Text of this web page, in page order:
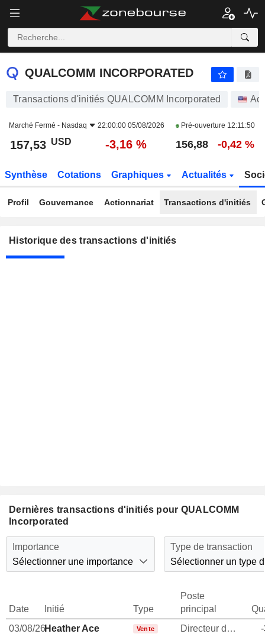
QUALCOMM INCORPORATED
QUALCOMM INCORPORATED
Transactions d'initiés QUALCOMM Incorporated
Marché Fermé - Nasdaq 22:00:00 05/08/2026 Pré-ouverture 12:11:50
157,53 USD -3,16 % 156,88 -0,42 %
Synthèse Cotations Graphiques Actualités
Profil Gouvernance Actionnariat Transactions d'initiés
Historique des transactions d'initiés
Dernières transactions d'initiés pour QUALCOMM
Incorporated
Importance
Sélectionner une importance
Type de transaction
Sélectionner un type
Date Initié Type
Poste
principal
03/08/26Heather Ace Vente Directeur des ressources humaines